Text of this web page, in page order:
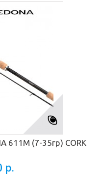
611М (7-35гр) CORK
р.